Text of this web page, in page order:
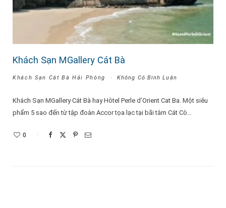
Khách Sạn MGallery Cát Bà
Khách Sạn Cát Bà Hải Phòng Không Có Bình Luận
Khách Sạn MGallery Cát Bà hay Hôtel Perle d’Orient Cat Ba. Một siêu
phẩm 5 sao đến từ tập đoàn Accor tọa lạc tại bãi tắm Cát Cò…
0